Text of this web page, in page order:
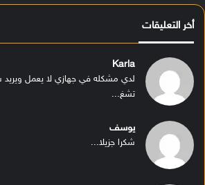
أخر التعليقات
Karla
لدي مشكله في جهازي لا يعمل ويريد
تشغ...
يوسف
شكرا جزيلا...